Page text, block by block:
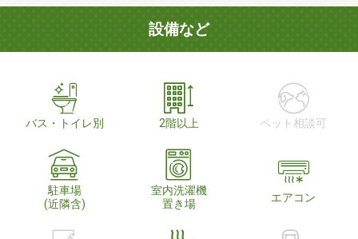
設備など
バス・トイレ別 2階以上 ペット相談可
駐車場
(近隣含)
室内洗濯機
置き場
エアコン